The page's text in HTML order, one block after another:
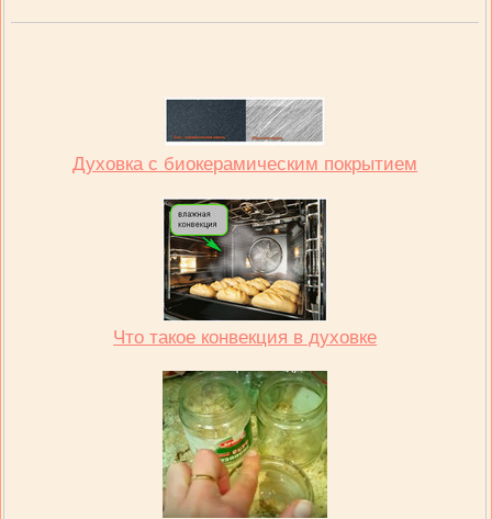
Духовка с биокерамическим покрытием
Что такое конвекция в духовке